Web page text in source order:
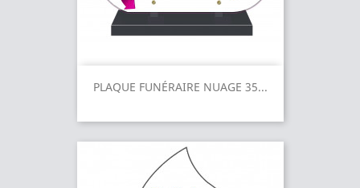
PLAQUE FUNÉRAIRE NUAGE 35...